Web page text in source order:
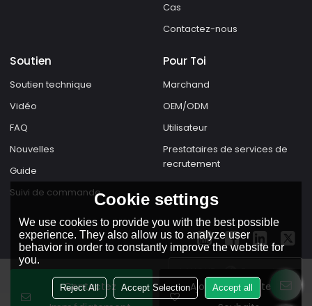
Contactez
Ajouter À La Liste De
Cas
Contactez-nous
Soutien
Soutien technique
Vidéo
FAQ
Nouvelles
Guide
Suivi de commande
Pour Toi
Marchand
OEM/ODM
Utilisateur
Prestataires de services de
recrutement
Français
Cookie settings
We use cookies to provide you with the best possible
experience. They also allow us to analyze user
behavior in order to constantly improve the website for
you.
Reject All Accept Selection Accept all